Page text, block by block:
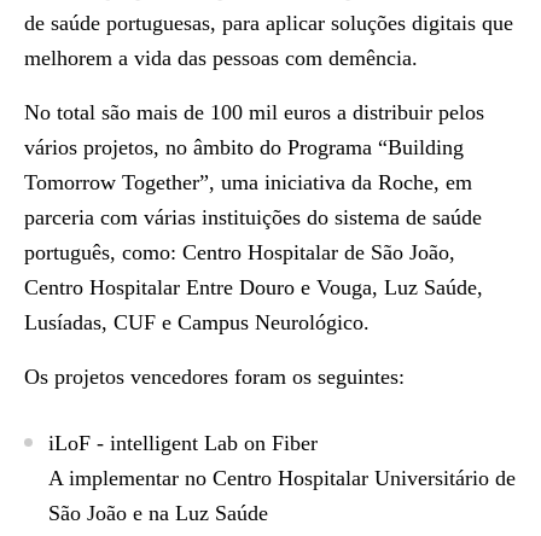
de saúde portuguesas, para aplicar soluções digitais que
melhorem a vida das pessoas com demência.
No total são mais de 100 mil euros a distribuir pelos
vários projetos, no âmbito do Programa “Building
Tomorrow Together”, uma iniciativa da Roche, em
parceria com várias instituições do sistema de saúde
português, como: Centro Hospitalar de São João,
Centro Hospitalar Entre Douro e Vouga, Luz Saúde,
Lusíadas, CUF e Campus Neurológico.
Os projetos vencedores foram os seguintes:
iLoF - intelligent Lab on Fiber
A implementar no Centro Hospitalar Universitário de
São João e na Luz Saúde